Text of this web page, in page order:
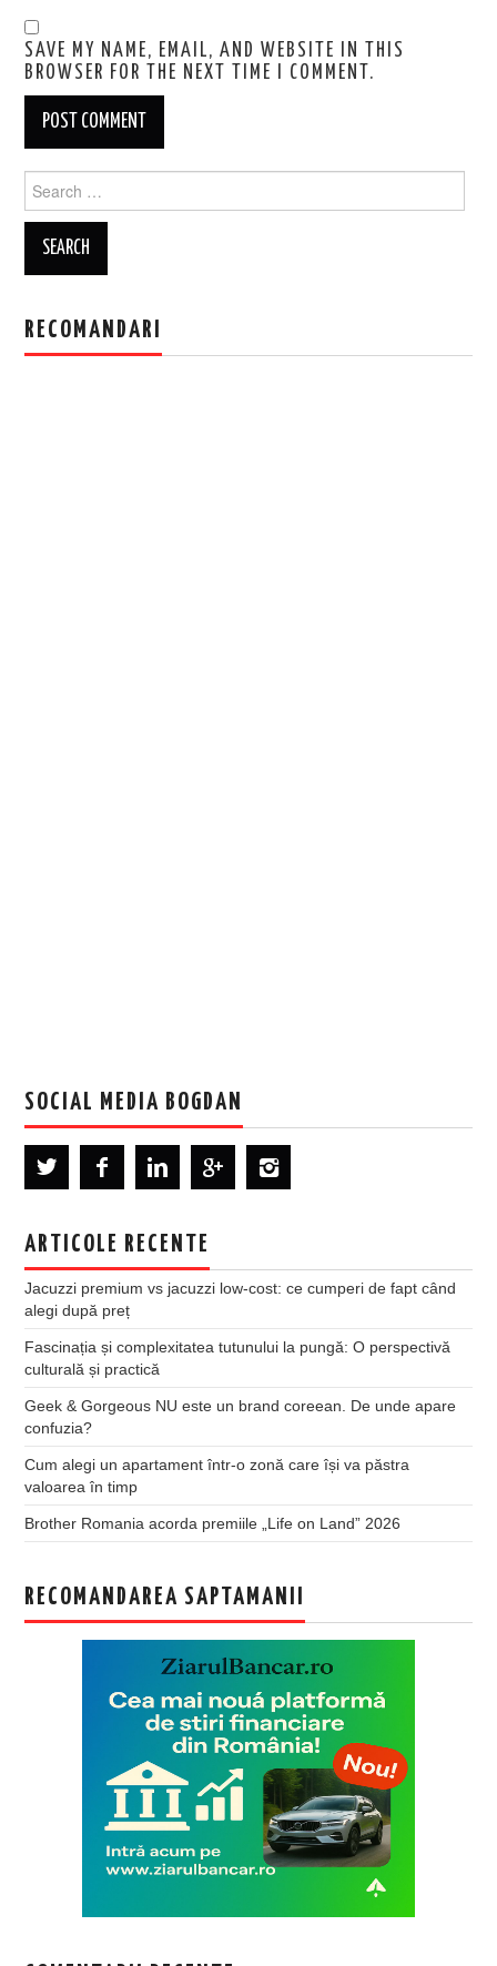
SAVE MY NAME, EMAIL, AND WEBSITE IN THIS
BROWSER FOR THE NEXT TIME I COMMENT.
for:
RECOMANDARI
SOCIAL MEDIA BOGDAN
ARTICOLE RECENTE
Jacuzzi premium vs jacuzzi low-cost: ce cumperi de fapt când
alegi după preț
Fascinația și complexitatea tutunului la pungă: O perspectivă
culturală și practică
Geek & Gorgeous NU este un brand coreean. De unde apare
confuzia?
Cum alegi un apartament într-o zonă care își va păstra
valoarea în timp
Brother Romania acorda premiile „Life on Land” 2026
RECOMANDAREA SAPTAMANII